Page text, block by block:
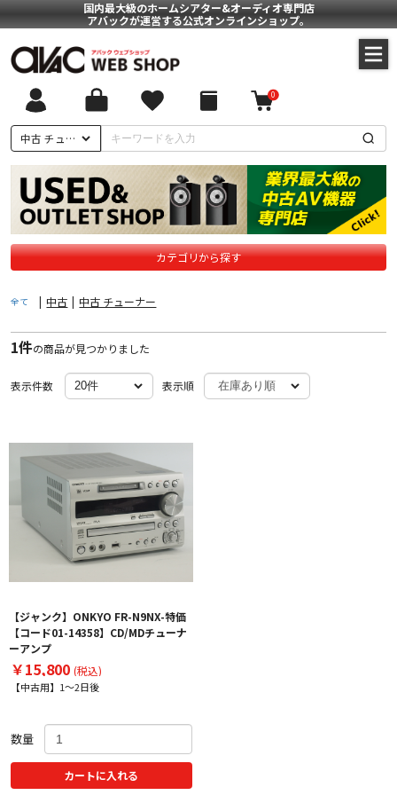
国内最大級のホームシアター&オーディオ専門店
アバックが運営する公式オンラインショップ。
中古 チューナー
0
カテゴリから探す
全て | 中古 | 中古 チューナー
1件の商品が見つかりました
表示件数 表示順
【ジャンク】ONKYO FR-N9NX-特価
【コード01-14358】CD/MDチューナ
ーアンプ
￥15,800 (税込)
【中古用】1～2日後
数量
カートに入れる
いて
基づく表記
リシー